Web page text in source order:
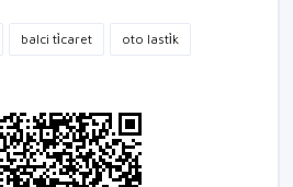
balci ti̇caret oto lasti̇k